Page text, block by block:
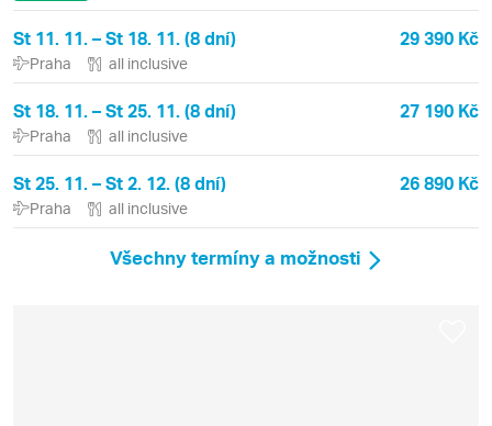
St 11. 11. – St 18. 11. (8 dní) 29 390 Kč
Praha all inclusive
St 18. 11. – St 25. 11. (8 dní) 27 190 Kč
Praha all inclusive
St 25. 11. – St 2. 12. (8 dní) 26 890 Kč
Praha all inclusive
Všechny termíny a možnosti